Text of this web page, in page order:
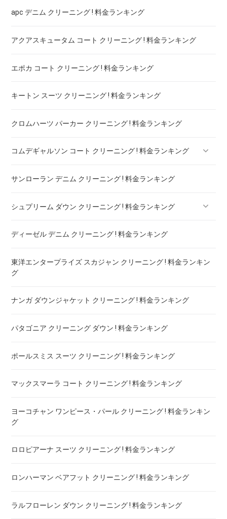
apc デニム クリーニング ! 料金ランキング
アクアスキュータム コート クリーニング ! 料金ランキング
エポカ コート クリーニング ! 料金ランキング
キートン スーツ クリーニング ! 料金ランキング
クロムハーツ パーカー クリーニング ! 料金ランキング
コムデギャルソン コート クリーニング ! 料金ランキング
コムデギャルソン シャツ クリーニング ! どこがいい
サンローラン デニム クリーニング ! 料金ランキング
シュプリーム ダウン クリーニング ! 料金ランキング
シュプリーム パーカー クリーニング ! 料金ランキング
ディーゼル デニム クリーニング ! 料金ランキング
東洋エンタープライズ スカジャン クリーニング ! 料金ランキン
グ
ナンガ ダウンジャケット クリーニング ! 料金ランキング
パタゴニア クリーニング ダウン ! 料金ランキング
ポールスミス スーツ クリーニング ! 料金ランキング
マックスマーラ コート クリーニング ! 料金ランキング
ヨーコチャン ワンピース・パール クリーニング ! 料金ランキン
グ
ロロピアーナ スーツ クリーニング ! 料金ランキング
ロンハーマン ベアフット クリーニング ! 料金ランキング
ラルフローレン ダウン クリーニング ! 料金ランキング